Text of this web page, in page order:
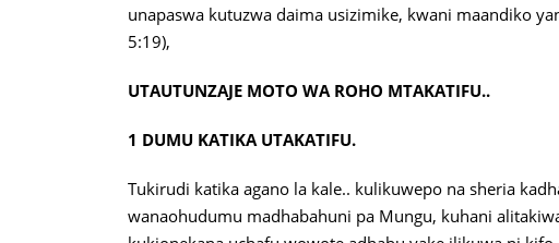
unapaswa kutuzwa daima usizimike, kwani maandiko
5:19),
UTAUTUNZAJE MOTO WA ROHO MTAKATIFU..
1 DUMU KATIKA UTAKATIFU.
Tukirudi katika agano la kale.. kulikuwepo na sheria
wanaohudumu madhabahuni pa Mungu, kuhani